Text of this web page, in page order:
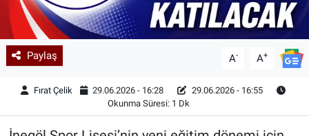
Paylaş A- A+
Fırat Çelik 29.06.2026 - 16:28
29.06.2026 - 16:55
Okunma Süresi: 1 Dk
Yazarlar
Astroloji-Rüya